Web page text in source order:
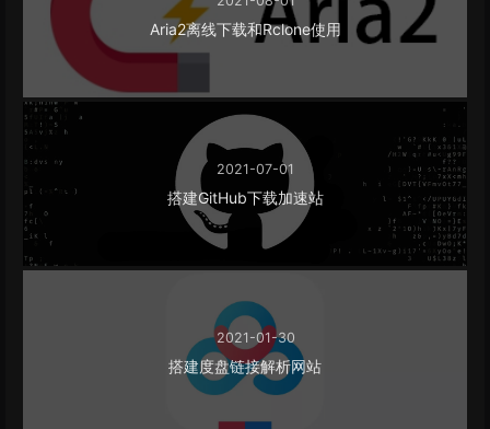
Aria2离线下载和Rclone使用
2021-07-01
搭建GitHub下载加速站
2021-01-30
搭建度盘链接解析网站